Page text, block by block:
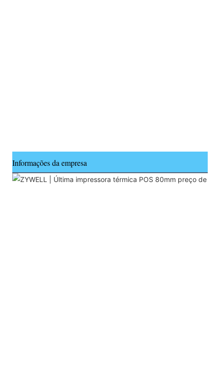
Informações da empresa